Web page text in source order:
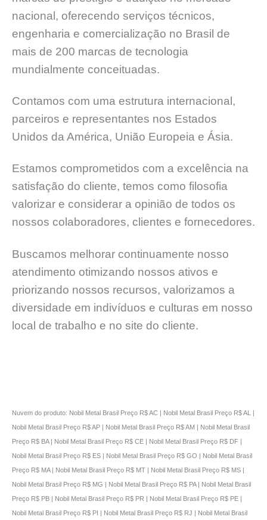
nacional, oferecendo serviços técnicos,
engenharia e comercialização no Brasil de
mais de 200 marcas de tecnologia
mundialmente conceituadas.
Contamos com uma estrutura internacional,
parceiros e representantes nos Estados
Unidos da América, União Europeia e Ásia.
Estamos comprometidos com a excelência na
satisfação do cliente, temos como filosofia
valorizar e considerar a opinião de todos os
nossos colaboradores, clientes e fornecedores.
Buscamos melhorar continuamente nosso
atendimento otimizando nossos ativos e
priorizando nossos recursos, valorizamos a
diversidade em indivíduos e culturas em nosso
local de trabalho e no site do cliente.
Nuvem do produto: Nobil Metal Brasil Preço R$ AC | Nobil Metal Brasil Preço R$ AL |
Nobil Metal Brasil Preço R$ AP | Nobil Metal Brasil Preço R$ AM | Nobil Metal Brasil
Preço R$ BA | Nobil Metal Brasil Preço R$ CE | Nobil Metal Brasil Preço R$ DF |
Nobil Metal Brasil Preço R$ ES | Nobil Metal Brasil Preço R$ GO | Nobil Metal Brasil
Preço R$ MA | Nobil Metal Brasil Preço R$ MT | Nobil Metal Brasil Preço R$ MS |
Nobil Metal Brasil Preço R$ MG | Nobil Metal Brasil Preço R$ PA | Nobil Metal Brasil
Preço R$ PB | Nobil Metal Brasil Preço R$ PR | Nobil Metal Brasil Preço R$ PE |
Nobil Metal Brasil Preço R$ PI | Nobil Metal Brasil Preço R$ RJ | Nobil Metal Brasil